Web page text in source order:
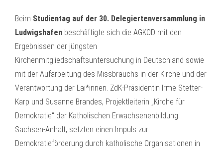
Beim Studientag auf der 30. Delegiertenversammlung in
Ludwigshafen beschäftigte sich die AGKOD mit den
Ergebnissen der jüngsten
Kirchenmitgliedschaftsuntersuchung in Deutschland sowie
mit der Aufarbeitung des Missbrauchs in der Kirche und der
Verantwortung der Lai*innen. ZdK-Präsidentin Irme Stetter-
Karp und Susanne Brandes, Projektleiterin „Kirche für
Demokratie“ der Katholischen Erwachsenenbildung
Sachsen-Anhalt, setzten einen Impuls zur
Demokratieförderung durch katholische Organisationen in